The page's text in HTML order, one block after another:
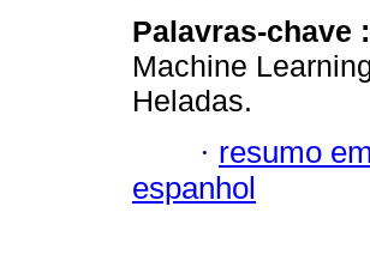
Palavras-chave :
Machine
Heladas.
· resumo
espanhol